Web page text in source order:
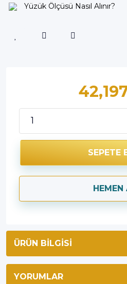
Yüzük Ölçüsü Nasıl Alınır?
SEPETE
HEMEN
ÜRÜN BILGISI
YORUMLAR